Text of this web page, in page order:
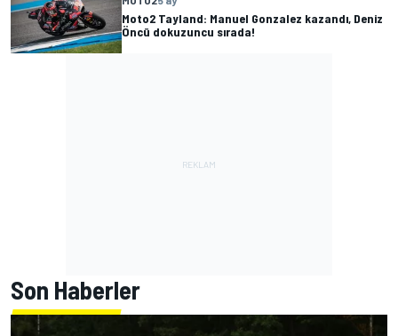
Moto2 Tayland: Manuel Gonzalez kazandı, Deniz
Öncü dokuzuncu sırada!
Son Haberler